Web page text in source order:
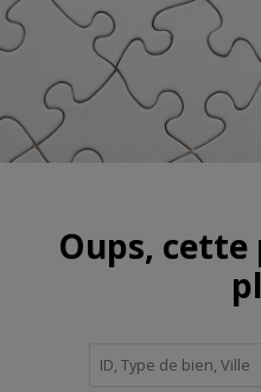
Oups, cette